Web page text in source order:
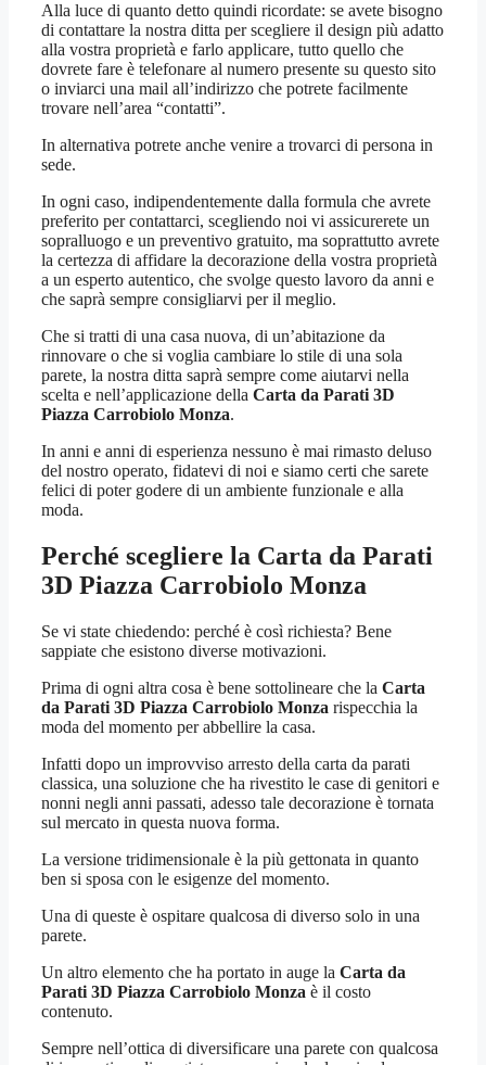
Alla luce di quanto detto quindi ricordate: se avete bisogno
di contattare la nostra ditta per scegliere il design più adatto
alla vostra proprietà e farlo applicare, tutto quello che
dovrete fare è telefonare al numero presente su questo sito
o inviarci una mail all’indirizzo che potrete facilmente
trovare nell’area “contatti”.
In alternativa potrete anche venire a trovarci di persona in
sede.
In ogni caso, indipendentemente dalla formula che avrete
preferito per contattarci, scegliendo noi vi assicurerete un
sopralluogo e un preventivo gratuito, ma soprattutto avrete
la certezza di affidare la decorazione della vostra proprietà
a un esperto autentico, che svolge questo lavoro da anni e
che saprà sempre consigliarvi per il meglio.
Che si tratti di una casa nuova, di un’abitazione da
rinnovare o che si voglia cambiare lo stile di una sola
parete, la nostra ditta saprà sempre come aiutarvi nella
scelta e nell’applicazione della Carta da Parati 3D
Piazza Carrobiolo Monza.
In anni e anni di esperienza nessuno è mai rimasto deluso
del nostro operato, fidatevi di noi e siamo certi che sarete
felici di poter godere di un ambiente funzionale e alla
moda.
Perché scegliere la Carta da Parati
3D Piazza Carrobiolo Monza
Se vi state chiedendo: perché è così richiesta? Bene
sappiate che esistono diverse motivazioni.
Prima di ogni altra cosa è bene sottolineare che la Carta
da Parati 3D Piazza Carrobiolo Monza rispecchia la
moda del momento per abbellire la casa.
Infatti dopo un improvviso arresto della carta da parati
classica, una soluzione che ha rivestito le case di genitori e
nonni negli anni passati, adesso tale decorazione è tornata
sul mercato in questa nuova forma.
La versione tridimensionale è la più gettonata in quanto
ben si sposa con le esigenze del momento.
Una di queste è ospitare qualcosa di diverso solo in una
parete.
Un altro elemento che ha portato in auge la Carta da
Parati 3D Piazza Carrobiolo Monza è il costo
contenuto.
Sempre nell’ottica di diversificare una parete con qualcosa